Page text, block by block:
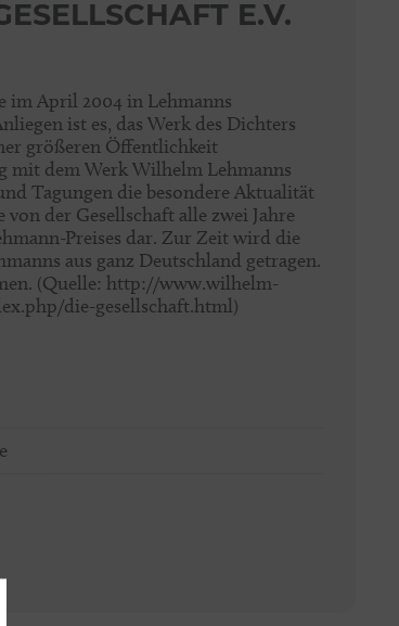
E.V.
im April 2004 in Lehmanns
ist es, das Werk des Dichters
größeren Öffentlichkeit
mit dem Werk Wilhelm Lehmanns
Tagungen die besondere Aktualität
der Gesellschaft alle zwei Jahre
Preises dar. Zur Zeit wird die
aus ganz Deutschland getragen.
(Quelle: http://www.wilhelm-
die-gesellschaft.html)